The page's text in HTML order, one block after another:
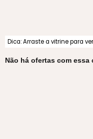
Dica: Arraste a vitrine para
Não há ofertas com essa